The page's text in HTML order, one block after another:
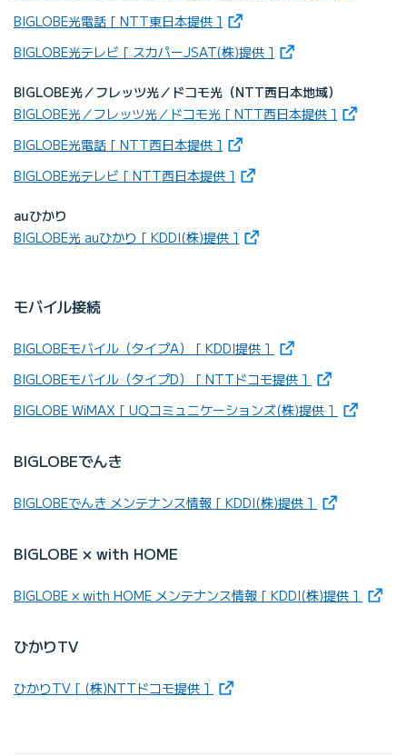
BIGLOBE光電話 [ NTT東日本提供 ] （新しいタブで開きます）
BIGLOBE光テレビ [ スカパーJSAT(株)提供 ] （新しいタブで開きま
BIGLOBE光／フレッツ光／ドコモ光（NTT西日本地域）
BIGLOBE光／フレッツ光／ドコモ光 [ NTT西日本提供 ] （新しい
BIGLOBE光電話 [ NTT西日本提供 ] （新しいタブで開きます）
BIGLOBE光テレビ [ NTT西日本提供 ] （新しいタブで開きます）
auひかり
BIGLOBE光 auひかり [ KDDI(株)提供 ] （新しいタブで開きます）
モバイル接続
BIGLOBEモバイル（タイプA） [ KDDI提供 ] （新しいタブで開きま
BIGLOBEモバイル（タイプD） [ NTTドコモ提供 ] （新しいタブで
BIGLOBE WiMAX [ UQコミュニケーションズ(株)提供 ] （新しい
BIGLOBEでんき
BIGLOBEでんき メンテナンス情報 [ KDDI(株)提供 ] （新しいタブ
BIGLOBE × with HOME
BIGLOBE × with HOME メンテナンス情報 [ KDDI(株)提供 ] （新
ひかりTV
ひかりTV [ (株)NTTドコモ提供 ] （新しいタブで開きます）